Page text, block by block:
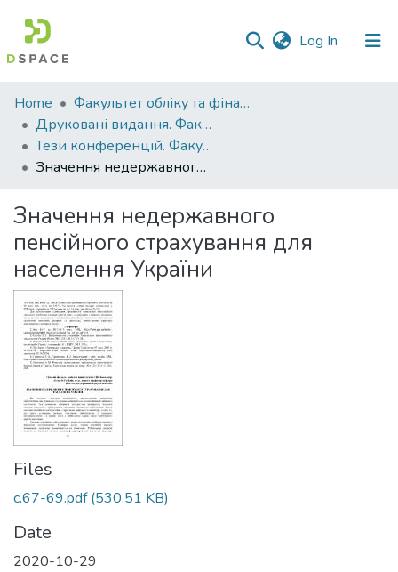
Log In (current)
Communities
&
Collections
All of DSpace
Statistics
Home
Факультет обліку та фінансів
Друковані видання. Факультет обліку та фінансів
Тези конференцій. Факультет обліку та фінансів
Значення недержавного пенсійного страхування для населення України
Значення недержавного
пенсійного страхування для
населення України
Files
с.67-69.pdf(530.51 KB)
Date
2020-10-29